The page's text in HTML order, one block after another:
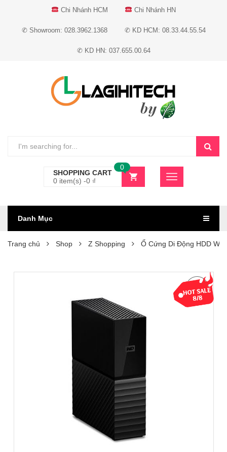
Chi Nhánh HCM Chi Nhánh HN
✆ Showroom: 028.3962.1368 ✆ KD HCM: 08.33.44.55.54
✆ KD HN: 037.655.00.64
SHOPPING CART
0 item(s) -0 ₫
0
Danh Mục
Trang chủ Shop Z Shopping Ổ Cứng Di Động HDD WD